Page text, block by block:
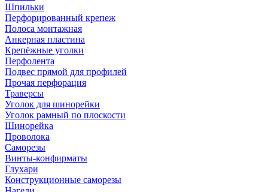
Шпильки
Перфорированный крепеж
Полоса монтажная
Анкерная пластина
Крепёжные уголки
Перфолента
Подвес прямой для профилей
Прочая перфорация
Траверсы
Уголок для шинорейки
Уголок рамный по плоскости
Шинорейка
Проволока
Саморезы
Винты-конфирматы
Глухари
Конструкционные саморезы